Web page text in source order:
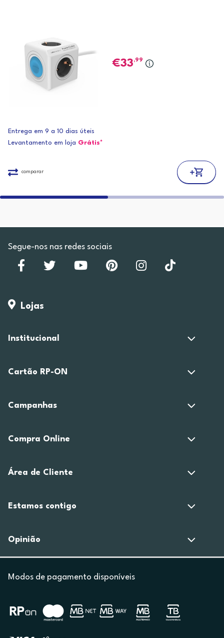
33,99
Entrega em 9 a 10 dias úteis
Levantamento em loja Grátis*
comparar
Segue-nos nas redes sociais
Lojas
Institucional
Cartão RP-ON
Campanhas
Compra Online
Área de Cliente
Estamos contigo
Opinião
Modos de pagamento disponíveis